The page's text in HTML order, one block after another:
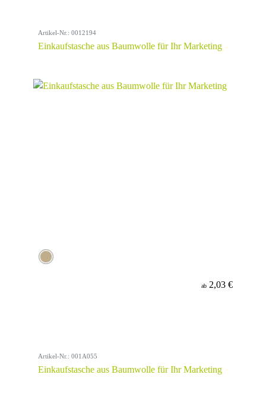
Artikel-Nr.: 0012194
Einkaufstasche aus Baumwolle für Ihr Marketing
ab 2,03 €
Artikel-Nr.: 001A055
Einkaufstasche aus Baumwolle für Ihr Marketing